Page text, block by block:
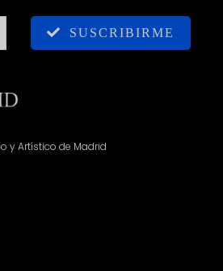
SUSCRIBIRME
y Artístico de Madrid